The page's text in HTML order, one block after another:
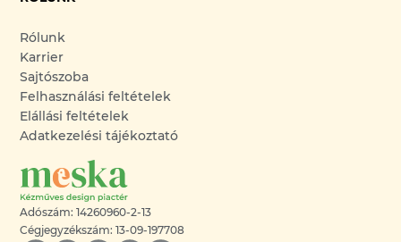
Rólunk
Karrier
Sajtószoba
Felhasználási feltételek
Elállási feltételek
Adatkezelési tájékoztató
Adószám: 14260960-2-13
Cégjegyzékszám: 13-09-197708